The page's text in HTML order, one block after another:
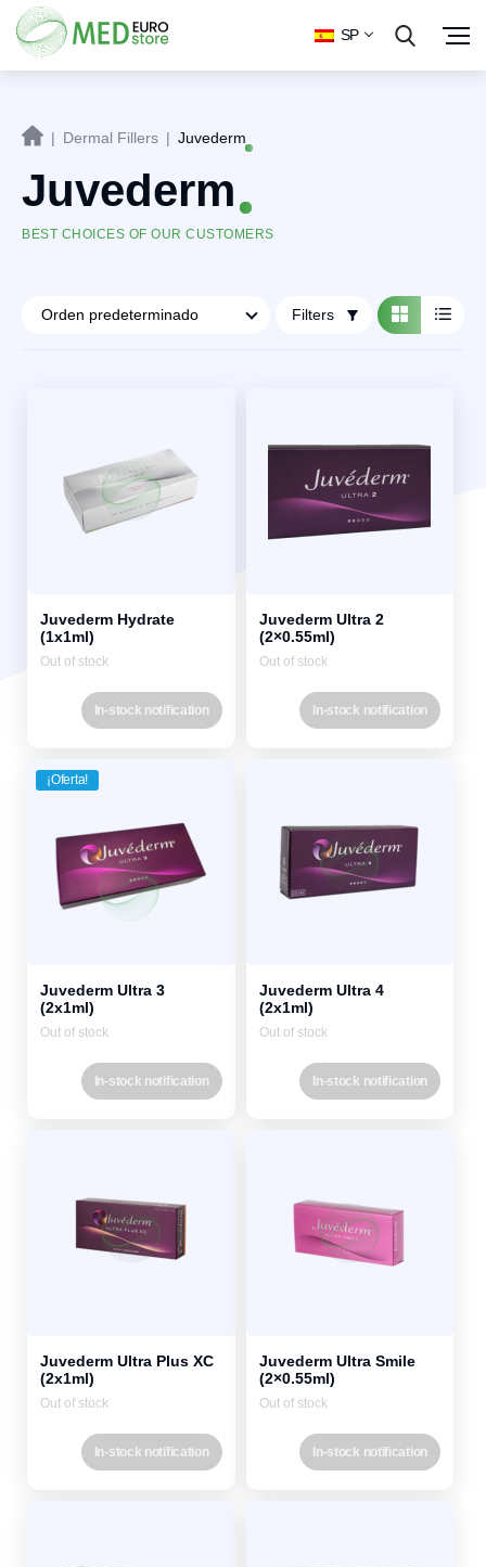
SP
| Dermal Fillers | Juvederm
Juvederm
BEST CHOICES OF OUR CUSTOMERS
Filters
Juvederm Hydrate
(1x1ml)
Out of stock
In-stock notification
Juvederm Ultra 2
(2×0.55ml)
Out of stock
In-stock notification
¡Oferta!
Juvederm Ultra 3
(2x1ml)
Out of stock
In-stock notification
Juvederm Ultra 4
(2x1ml)
Out of stock
In-stock notification
Juvederm Ultra Plus XC
(2x1ml)
Out of stock
In-stock notification
Juvederm Ultra Smile
(2×0.55ml)
Out of stock
In-stock notification